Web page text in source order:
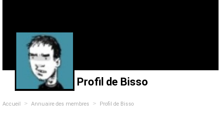
Profil de Bisso
Accueil > Annuaire des membres > Profil de Bisso